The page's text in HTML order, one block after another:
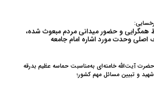
و حضور میدانی مردم مبعوث شده،
وحدت مورد اشاره امام جامعه
حضرت آیت‌الله خامنه‌ای به‌مناسبت حماسه عظیم بدرقه
شهید و تبیین مسائل مهم کشور؛